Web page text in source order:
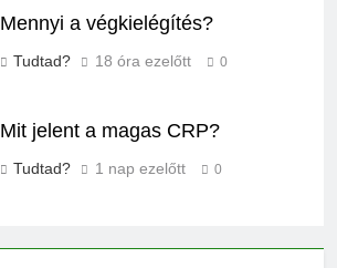
Mennyi a végkielégítés?
Tudtad? 18 óra ezelőtt 0
Mit jelent a magas CRP?
Tudtad? 1 nap ezelőtt 0